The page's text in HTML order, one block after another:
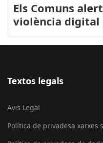
Els Comuns
violència digital
Textos legals
Avis Legal
Política de privadesa xarxes